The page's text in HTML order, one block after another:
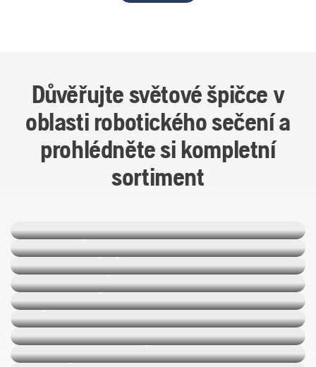
Důvěřujte světové špičce v
oblasti robotického sečení a
prohlédněte si kompletní
sortiment
Robotické sekačky
Sekačky na trávu
Řetězové pily
Křovinořezy
Plotostřihy
Vyžínače
Foukače
Zahradní traktory
Ridery